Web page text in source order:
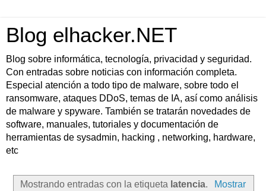
Blog elhacker.NET
Blog sobre informática, tecnología, privacidad y seguridad.
Con entradas sobre noticias con información completa.
Especial atención a todo tipo de malware, sobre todo el
ransomware, ataques DDoS, temas de IA, así como análisis
de malware y spyware. También se tratarán novedades de
software, manuales, tutoriales y documentación de
herramientas de sysadmin, hacking , networking, hardware,
etc
Mostrando entradas con la etiqueta latencia.
Mostrar